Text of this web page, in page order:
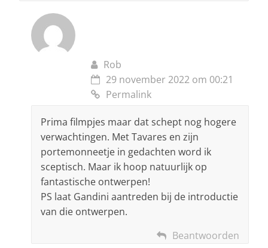
Rob
29 november 2022 om 00:21
Permalink
Prima filmpjes maar dat schept nog hogere
verwachtingen. Met Tavares en zijn
portemonneetje in gedachten word ik
sceptisch. Maar ik hoop natuurlijk op
fantastische ontwerpen!
PS laat Gandini aantreden bij de introductie
van die ontwerpen.
Beantwoorden